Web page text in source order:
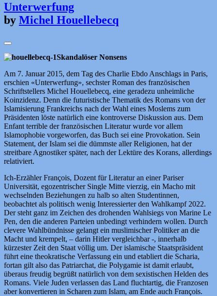
Unterwerfung
by Michel Houellebecq
Skandalöser Nonsens
Am 7. Januar 2015, dem Tag des Charlie Ebdo Anschlags in Paris,
erschien «Unterwerfung», sechster Roman des französischen
Schriftstellers Michel Houellebecq, eine geradezu unheimliche
Koinzidenz. Denn die futuristische Thematik des Romans von der
Islamisierung Frankreichs nach der Wahl eines Moslems zum
Präsidenten löste natürlich eine kontroverse Diskussion aus. Dem
Enfant terrible der französischen Literatur wurde vor allem
Islamophobie vorgeworfen, das Buch sei eine Provokation. Sein
Statement, der Islam sei die dümmste aller Religionen, hat der
streitbare Agnostiker später, nach der Lektüre des Korans, allerdings
relativiert.
Ich-Erzähler François, Dozent für Literatur an einer Pariser
Universität, egozentrischer Single Mitte vierzig, ein Macho mit
wechselnden Beziehungen zu halb so alten Studentinnen,
beobachtet als politisch wenig Interessierter den Wahlkampf 2022.
Der steht ganz im Zeichen des drohenden Wahlsiegs von Marine Le
Pen, den die anderen Parteien unbedingt verhindern wollen. Durch
clevere Wahlbündnisse gelangt ein muslimischer Politiker an die
Macht und krempelt, – darin Hitler vergleichbar -, innerhalb
kürzester Zeit den Staat völlig um. Der islamische Staatspräsident
führt eine theokratische Verfassung ein und etabliert die Scharia,
fortan gilt also das Patriarchat, die Polygamie ist damit erlaubt,
überaus freudig begrüßt natürlich von dem sexistischen Helden des
Romans. Viele Juden verlassen das Land fluchtartig, die Franzosen
aber konvertieren in Scharen zum Islam, am Ende auch François.